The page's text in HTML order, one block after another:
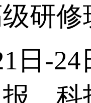
研修
日-
、